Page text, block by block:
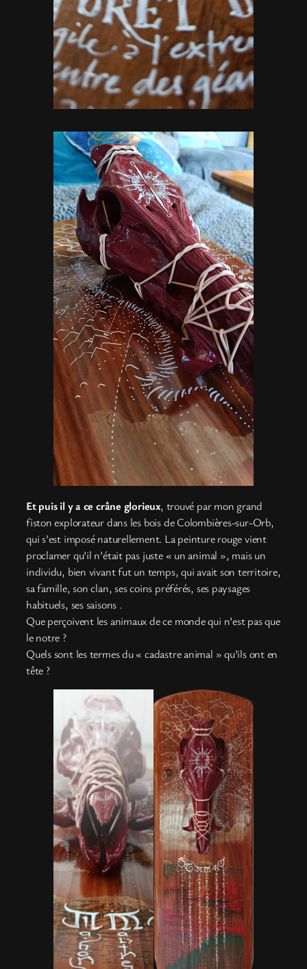
Et puis il y a ce crâne glorieux, trouvé par mon grand
fiston explorateur dans les bois de Colombières-sur-Orb,
qui s’est imposé naturellement. La peinture rouge vient
proclamer qu’il n’était pas juste « un animal », mais un
individu, bien vivant fut un temps, qui avait son territoire,
sa famille, son clan, ses coins préférés, ses paysages
habituels, ses saisons .
Que perçoivent les animaux de ce monde qui n’est pas que
le notre ?
Quels sont les termes du « cadastre animal » qu’ils ont en
tête ?